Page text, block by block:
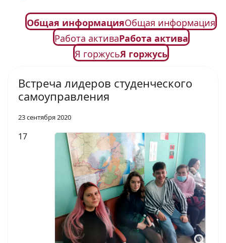
Общая информацияОбщая информация
Работа активаРабота актива
Я горжусьЯ горжусь
Встреча лидеров студенческого
самоуправления
23 сентября 2020
17